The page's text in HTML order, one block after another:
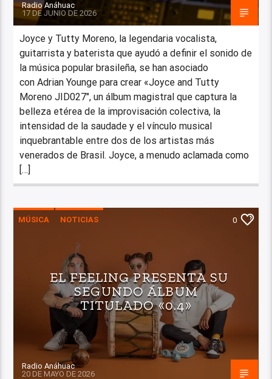
Radio Anáhuac
17 DE JUNIO DE 2026
Joyce y Tutty Moreno, la legendaria vocalista,
guitarrista y baterista que ayudó a definir el sonido de
la música popular brasileña, se han asociado
con Adrian Younge para crear «Joyce and Tutty
Moreno JID027″, un álbum magistral que captura la
belleza etérea de la improvisación colectiva, la
intensidad de la saudade y el vínculo musical
inquebrantable entre dos de los artistas más
venerados de Brasil. Joyce, a menudo aclamada como
[…]
MÚSICA NOTICIAS 0
EL FEELING PRESENTA SU
SEGUNDO ÁLBUM
TITULADO «0.4»
Radio Anáhuac
20 DE MAYO DE 2026